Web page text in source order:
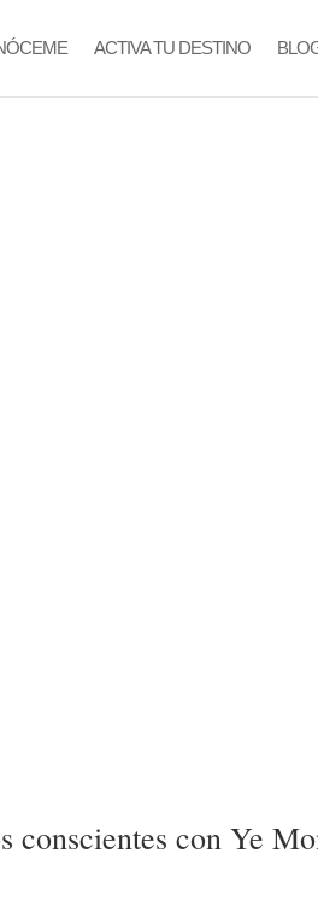
ACTIVA TU DESTINO
conscientes con Ye